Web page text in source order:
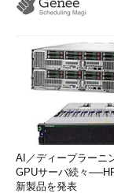
AI／ディープラーニ
GPUサーバ続々
新製品を発表